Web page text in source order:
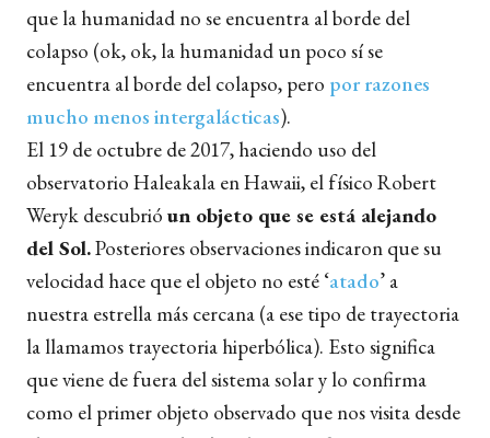
que la humanidad no se encuentra al borde del
colapso (ok, ok, la humanidad un poco sí se
encuentra al borde del colapso, pero por razones
mucho menos intergalácticas).
El 19 de octubre de 2017, haciendo uso del
observatorio Haleakala en Hawaii, el físico Robert
Weryk descubrió un objeto que se está alejando
del Sol.Posteriores observaciones indicaron que su
velocidad hace que el objeto no esté ‘atado’ a
nuestra estrella más cercana (a ese tipo de trayectoria
la llamamos trayectoria hiperbólica). Esto significa
que viene de fuera del sistema solar y lo confirma
como el primer objeto observado que nos visita desde